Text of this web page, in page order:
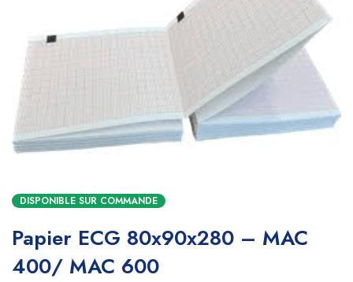
DISPONIBLE SUR COMMANDE
Papier ECG 80x90x280 – MAC
400/ MAC 600